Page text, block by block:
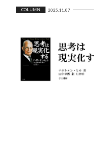
COLUMN 2025.11.07